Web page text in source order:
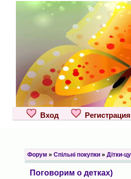
Вход Регистрация
Форум » Спільні покупки» Дітки-
Поговорим о детках)